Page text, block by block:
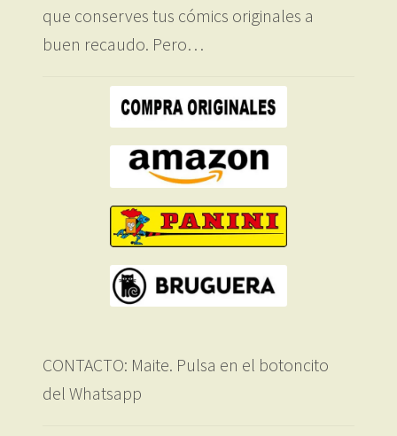
que conserves tus cómics originales a
buen recaudo. Pero…
CONTACTO: Maite. Pulsa en el botoncito
del Whatsapp